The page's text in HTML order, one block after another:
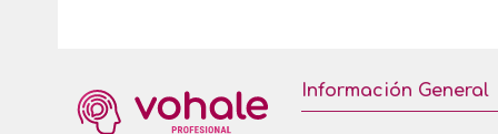
Información General